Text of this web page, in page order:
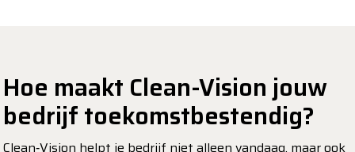
Hoe maakt Clean-Vision jouw
bedrijf toekomstbestendig?
Clean‑Vision helpt je bedrijf niet alleen vandaag, maar ook